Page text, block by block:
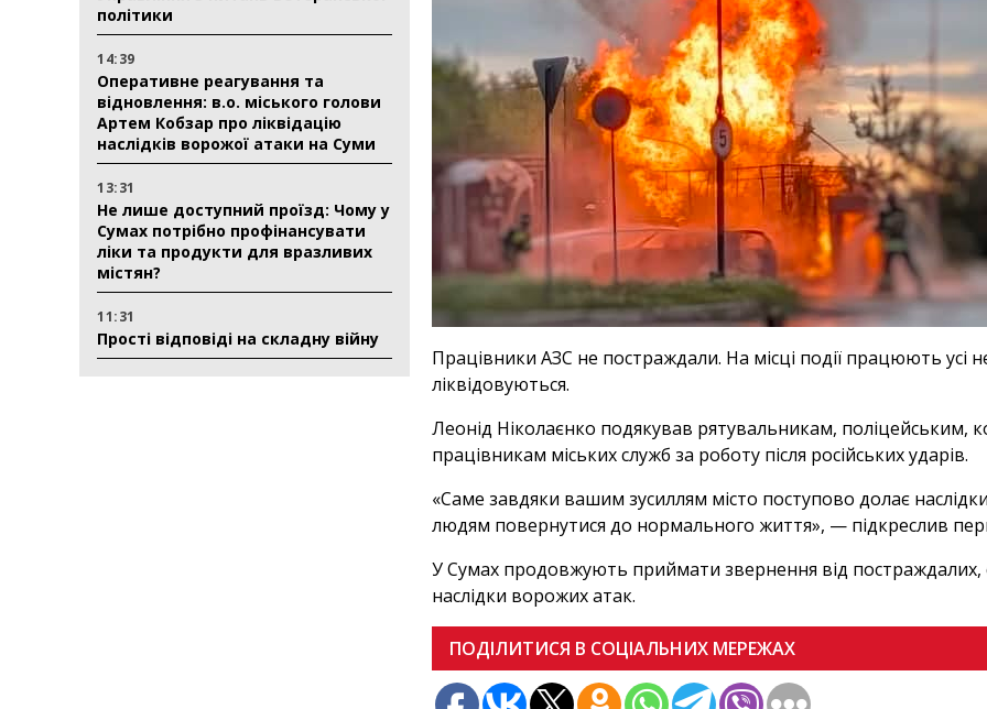
політики
14:39
Оперативне реагування та
відновлення: в.о. міського голови
Артем Кобзар про ліквідацію
наслідків ворожої атаки на Суми
13:31
Не лише доступний проїзд: Чому у
Сумах потрібно профінансувати
ліки та продукти для вразливих
містян?
11:31
Прості відповіді на складну війну
Працівники АЗС не постраждали. На місці події працюють усі
ліквідовуються.
Леонід Ніколаєнко подякував рятувальникам,
працівникам міських служб за роботу після російських ударів.
«Саме завдяки вашим зусиллям місто поступово долає
людям повернутися до нормального життя», — підкреслив
У Сумах продовжують приймати звернення від
наслідки ворожих атак.
ПОДІЛИТИСЯ В СОЦІАЛЬНИХ МЕРЕЖАХ